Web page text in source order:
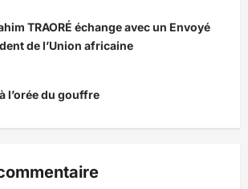
TRAORÉ échange avec un Envoyé
de l’Union africaine
l’orée du gouffre